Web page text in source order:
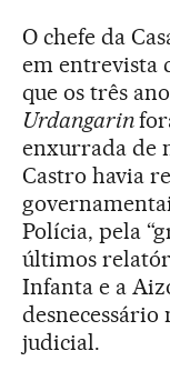
O chefe da
em entrevista
que os três
Urdangarin
enxurrada de
Castro havia
Polícia, pela
últimos
Infanta e a
desnecessário
judicial.